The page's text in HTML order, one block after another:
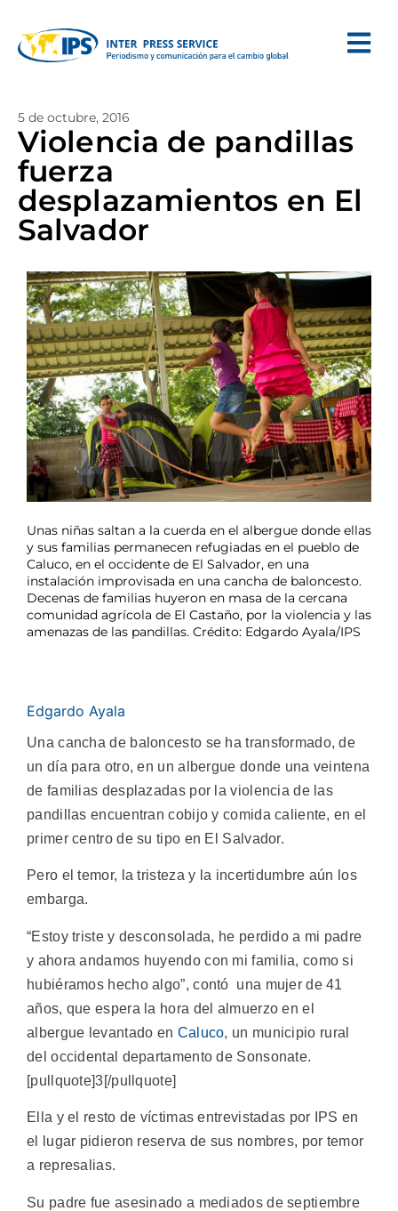
5 de octubre, 2016
Violencia de pandillas
fuerza
desplazamientos en El
Salvador
Unas niñas saltan a la cuerda en el albergue donde ellas
y sus familias permanecen refugiadas en el pueblo de
Caluco, en el occidente de El Salvador, en una
instalación improvisada en una cancha de baloncesto.
Decenas de familias huyeron en masa de la cercana
comunidad agrícola de El Castaño, por la violencia y las
amenazas de las pandillas. Crédito: Edgardo Ayala/IPS
Edgardo Ayala
Una cancha de baloncesto se ha transformado, de
un día para otro, en un albergue donde una veintena
de familias desplazadas por la violencia de las
pandillas encuentran cobijo y comida caliente, en el
primer centro de su tipo en El Salvador.
Pero el temor, la tristeza y la incertidumbre aún los
embarga.
“Estoy triste y desconsolada, he perdido a mi padre
y ahora andamos huyendo con mi familia, como si
hubiéramos hecho algo”, contó una mujer de 41
años, que espera la hora del almuerzo en el
albergue levantado en Caluco, un municipio rural
del occidental departamento de Sonsonate.
[pullquote]3[/pullquote]
Ella y el resto de víctimas entrevistadas por IPS en
el lugar pidieron reserva de sus nombres, por temor
a represalias.
Su padre fue asesinado a mediados de septiembre